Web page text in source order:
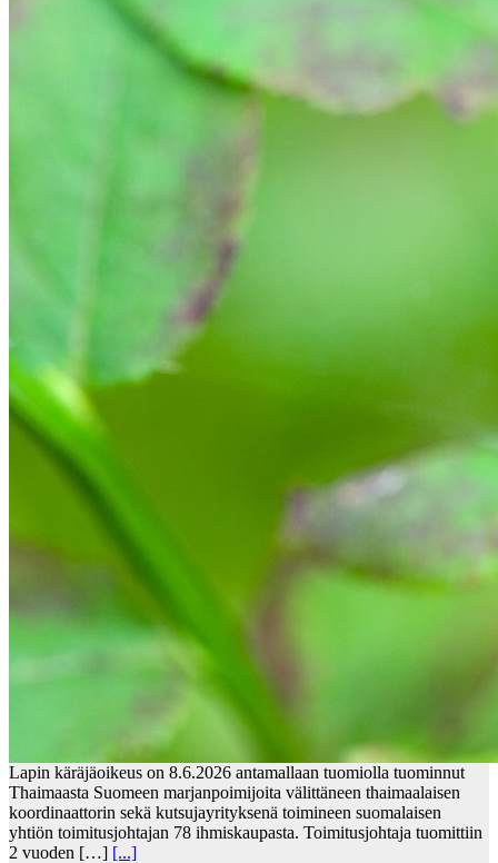
Lapin käräjäoikeus on 8.6.2026 antamallaan tuomiolla tuominnut
Thaimaasta Suomeen marjanpoimijoita välittäneen thaimaalaisen
koordinaattorin sekä kutsujayrityksenä toimineen suomalaisen
yhtiön toimitusjohtajan 78 ihmiskaupasta. Toimitusjohtaja tuomittiin
2 vuoden […] [...]